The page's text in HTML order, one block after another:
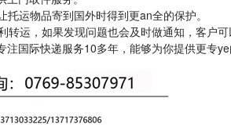
托运物品寄到国外时得到更an全的保护。
转运，如果发现问题也会及时做通知，客户
注国际快递服务10多年，能够为你提供更专ye